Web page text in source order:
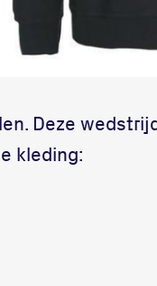
Deze
kleding: